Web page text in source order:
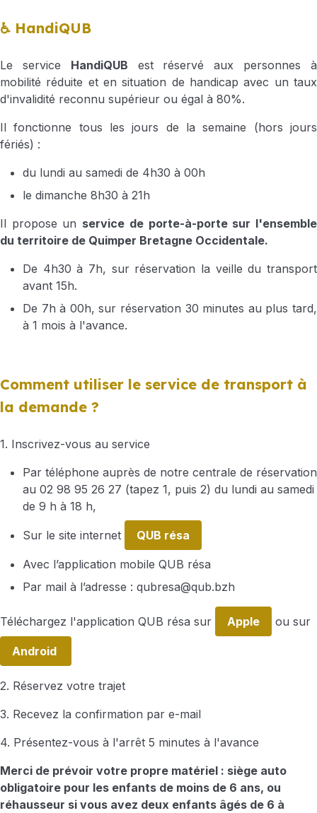
♿ HandiQUB
Le service HandiQUB est réservé aux personnes à
mobilité réduite et en situation de handicap avec un taux
d'invalidité reconnu supérieur ou égal à 80%.
Il fonctionne tous les jours de la semaine (hors jours
fériés) :
du lundi au samedi de 4h30 à 00h
le dimanche 8h30 à 21h
Il propose un service de porte-à-porte sur l'ensemble
du territoire de Quimper Bretagne Occidentale.
De 4h30 à 7h, sur réservation la veille du transport
avant 15h.
De 7h à 00h, sur réservation 30 minutes au plus tard,
à 1 mois à l'avance.
Comment utiliser le service de transport à
la demande ?
1. Inscrivez-vous au service
Par téléphone auprès de notre centrale de réservation
au 02 98 95 26 27 (tapez 1, puis 2) du lundi au samedi
de 9 h à 18 h,
Sur le site internet QUB résa
Avec l’application mobile QUB résa
Par mail à l’adresse : qubresa@qub.bzh
Téléchargez l'application QUB résa sur Apple ou sur
Android
2. Réservez votre trajet
3. Recevez la confirmation par e-mail
4. Présentez-vous à l'arrêt 5 minutes à l'avance
Merci de prévoir votre propre matériel : siège auto
obligatoire pour les enfants de moins de 6 ans, ou
réhausseur si vous avez deux enfants âgés de 6 à